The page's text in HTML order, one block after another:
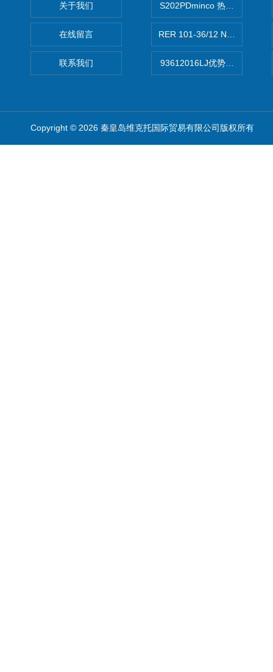
关于我们
在线留言
联系我们
S202PDminco 热电阻
RER 101-36/12 NHH离心
93612016LJ优势供应美国
Copyright © 2026 秦皇岛维克托国际贸易有限公司版权所有